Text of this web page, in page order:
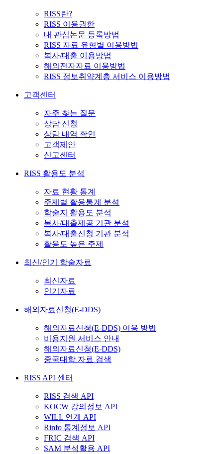
RISS란?
RISS 이용권한
내 관심논문 등록방법
RISS 자료 유형별 이용방법
복사/대출 이용방법
해외전자자료 이용방법
RISS 정보취약계층 서비스 이용방법
고객센터
자주 찾는 질문
상담 신청
상담 내역 확인
고객제안
신고센터
RISS 활용도 분석
자료 현황 통계
주제별 활용통계 분석
학술지 활용도 분석
복사/대출제공 기관 분석
복사/대출신청 기관 분석
활용도 높은 주제
최신/인기 학술자료
최신자료
인기자료
해외자료신청(E-DDS)
해외자료신청(E-DDS) 이용 방법
비용지원 서비스 안내
해외자료신청(E-DDS)
중국대학 자료 검색
RISS API 센터
RISS 검색 API
KOCW 강의정보 API
WILL 연계 API
Rinfo 통계정보 API
FRIC 검색 API
SAM 분석활용 API